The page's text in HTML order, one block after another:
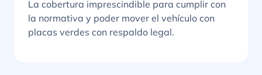
La cobertura imprescindible para cumplir con
la normativa y poder mover el vehículo con
placas verdes con respaldo legal.